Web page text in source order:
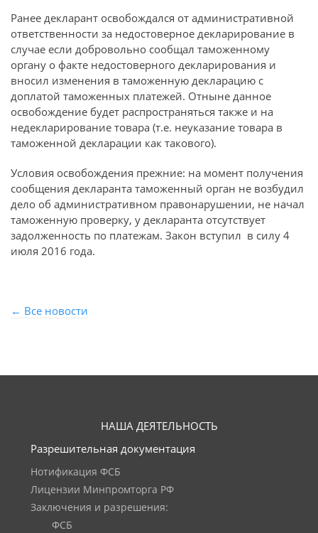
Ранее декларант освобождался от административной
ответственности за недостоверное декларирование в
случае если добровольно сообщал таможенному
органу о факте недостоверного декларирования и
вносил изменения в таможенную декларацию с
доплатой таможенных платежей. Отныне данное
освобождение будет распространяться также и на
недекларирование товара (т.е. неуказание товара в
таможенной декларации как такового).
Условия освобождения прежние: на момент получения
сообщения декларанта таможенный орган не возбудил
дело об административном правонарушении, не начал
таможенную проверку, у декларанта отсутствует
задолженность по платежам. Закон вступил в силу 4
июля 2016 года.
← Все новости
НАША ДЕЯТЕЛЬНОСТЬ
Разрешительная документация
Нотификация ФСБ
Лицензии Минпромторга РФ
Заключения и разрешения:
ФСБ